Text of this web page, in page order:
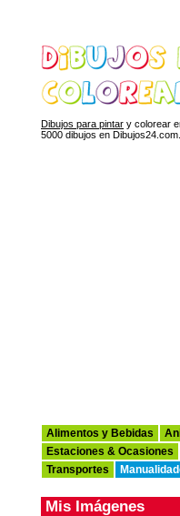
Dibujos para pintar y colorear
5000 dibujos en Dibujos24.com.
Alimentos y Bebidas
Estaciones & Ocasiones
Transportes
Mis Imágenes